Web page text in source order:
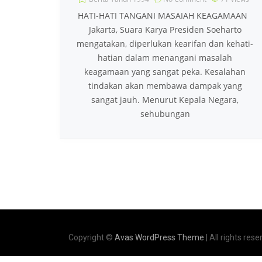
HATI-HATI TANGANI MASAIAH KEAGAMAAN
Jakarta, Suara Karya Presiden Soeharto
mengatakan, diperlukan kearifan dan kehati-
hatian dalam menangani masalah
keagamaan yang sangat peka. Kesalahan
tindakan akan membawa dampak yang
sangat jauh. Menurut Kepala Negara,
sehubungan
Copyright © Avas WordPress Theme | All rights